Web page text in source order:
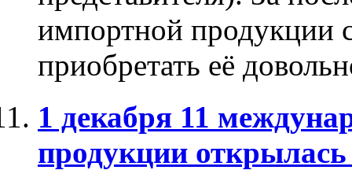
импортной продукции
приобретать её
1 декабря 11
продукции